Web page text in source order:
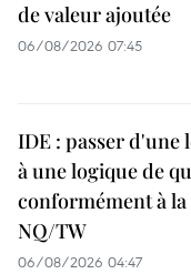
de valeur ajoutée
06/08/2026 07:45
IDE : passer d'une
à une logique de
conformément à
NQ/TW
06/08/2026 04:47